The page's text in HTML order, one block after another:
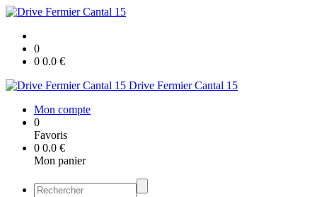
0
0 0.0 €
Drive Fermier Cantal 15
Mon compte
0
Favoris
0 0.0 €
Mon panier